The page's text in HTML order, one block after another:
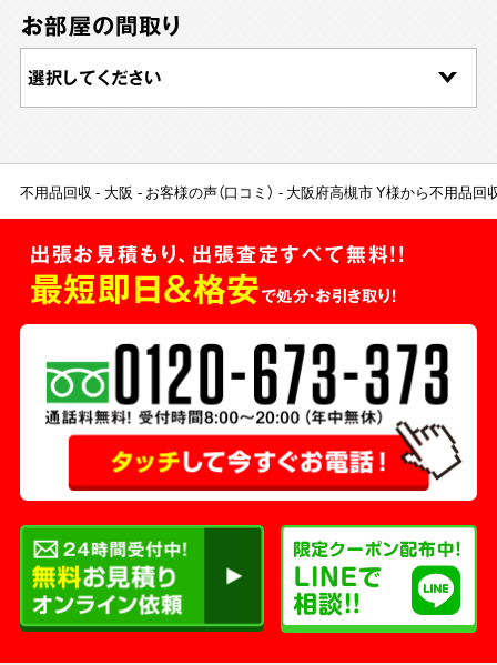
お部屋の間取り
不用品回収 大阪 お客様の声（口コミ） 大阪府高槻市 Y様から不用品回
出張お見積もり、出張査定すべて無料!!
最短即日＆格安で処分・お引き取り！